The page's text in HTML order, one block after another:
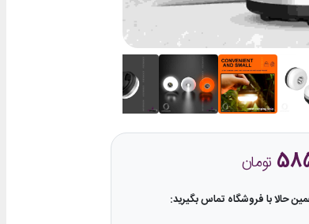
تومان
حالا با فروشگاه تماس بگیرید: